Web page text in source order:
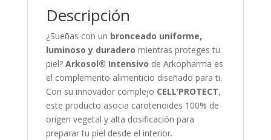
Protegido
cantidad
Descripción
¿Sueñas con un bronceado uniforme,
luminoso y duradero mientras proteges tu
piel? Arkosol® Intensivo de Arkopharma es
el complemento alimenticio diseñado para ti.
Con su innovador complejo CELL’PROTECT,
este producto asocia carotenoides 100% de
origen vegetal y alta dosificación para
preparar tu piel desde el interior.